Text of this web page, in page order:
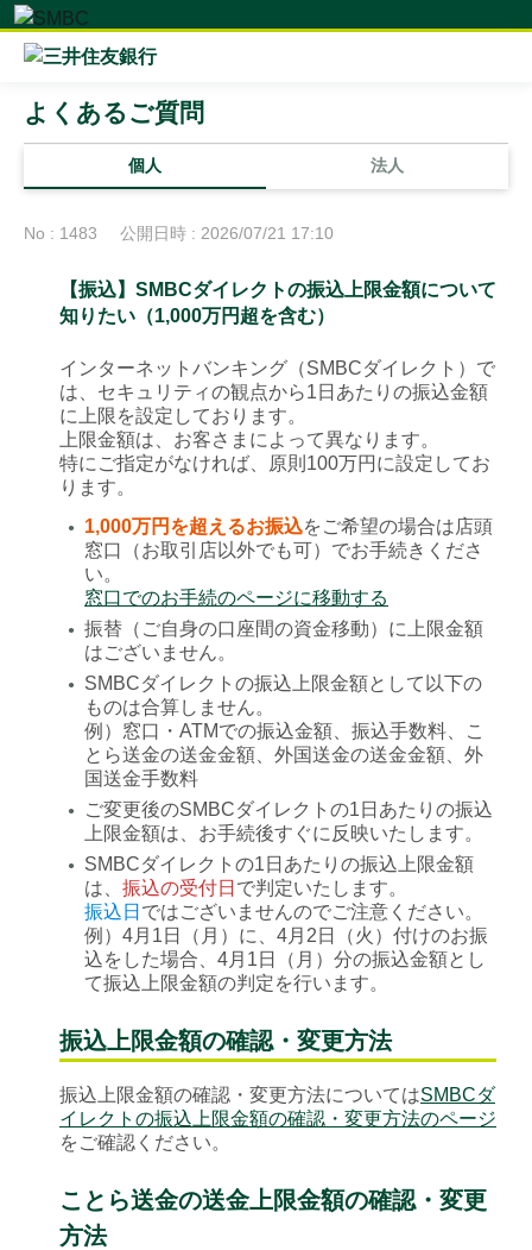
個人 法人
よくあるご質問
No : 1483 公開日時 : 2026/07/21 17:10
【振込】SMBCダイレクトの振込上限金額について
知りたい（1,000万円超を含む）
インターネットバンキング（SMBCダイレクト）で
は、セキュリティの観点から1日あたりの振込金額
に上限を設定しております。
上限金額は、お客さまによって異なります。
特にご指定がなければ、原則100万円に設定してお
ります。
● 1,000万円を超えるお振込をご希望の場合は店頭
窓口（お取引店以外でも可）でお手続きくださ
い。
窓口でのお手続のページに移動する
●
振替（ご自身の口座間の資金移動）に上限金額
はございません。
●
SMBCダイレクトの振込上限金額として以下の
ものは合算しません。
例）窓口・ATMでの振込金額、振込手数料、こ
とら送金の送金金額、外国送金の送金金額、外
国送金手数料
●
ご変更後のSMBCダイレクトの1日あたりの振込
上限金額は、お手続後すぐに反映いたします。
●
SMBCダイレクトの1日あたりの振込上限金額
は、 振込の受付日 で判定いたします。
振込日 ではございませんのでご注意ください。
例）4月1日（月）に、4月2日（火）付けのお振
込をした場合、4月1日（月）分の振込金額とし
て振込上限金額の判定を行います。
振込上限金額の確認・変更方法
振込上限金額の確認・変更方法についてはSMBCダ
イレクトの振込上限金額の確認・変更方法のページ
をご確認ください。
ことら送金の送金上限金額の確認・変更
方法